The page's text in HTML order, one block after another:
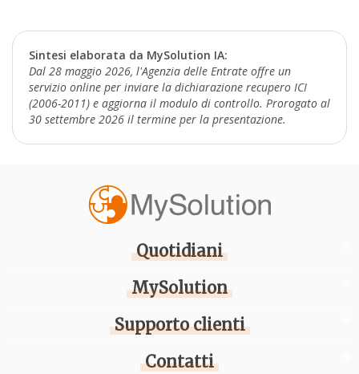
Sintesi elaborata da MySolution IA:
Dal 28 maggio 2026, l'Agenzia delle Entrate offre un
servizio online per inviare la dichiarazione recupero ICI
(2006-2011) e aggiorna il modulo di controllo. Prorogato al
30 settembre 2026 il termine per la presentazione.
Quotidiani
MySolution
Supporto clienti
Contatti